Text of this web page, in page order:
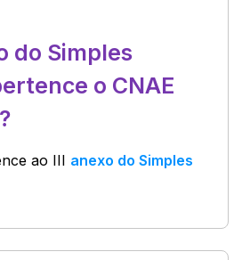
do Simples
o CNAE
ao III anexo do Simples